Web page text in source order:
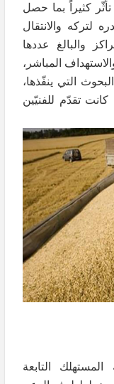
كثيراً بما حصل
لتركه والانتقال
والبالغ عددها
المباشر،
التي ينفّذها،
كانت تقدّم للفنيّين
التابعة